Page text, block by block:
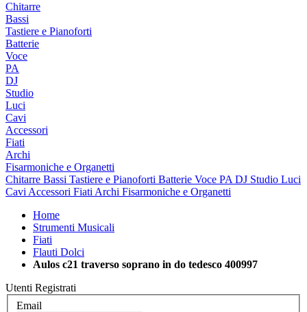
Chitarre
Bassi
Tastiere e Pianoforti
Batterie
Voce
PA
DJ
Studio
Luci
Cavi
Accessori
Fiati
Archi
Fisarmoniche e Organetti
Chitarre Bassi Tastiere e Pianoforti Batterie Voce PA DJ Studio Luci
Cavi Accessori Fiati Archi Fisarmoniche e Organetti
Home
Strumenti Musicali
Fiati
Flauti Dolci
Aulos c21 traverso soprano in do tedesco 400997
Utenti Registrati
Email